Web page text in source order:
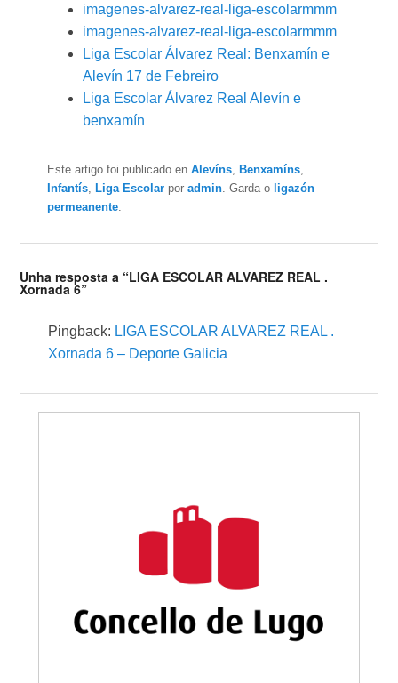
imagenes-alvarez-real-liga-escolarmmm
imagenes-alvarez-real-liga-escolarmmm
Liga Escolar Álvarez Real: Benxamín e
Alevín 17 de Febreiro
Liga Escolar Álvarez Real Alevín e
benxamín
Este artigo foi publicado enAlevíns Benxamíns
Infantís
Liga Escolar poradmin . Garda o ligazón
permeanente
Unha resposta a “LIGA ESCOLAR ALVAREZ REAL .
Xornada 6”
Pingback: LIGA ESCOLAR ALVAREZ REAL .
Xornada 6 – Deporte Galicia